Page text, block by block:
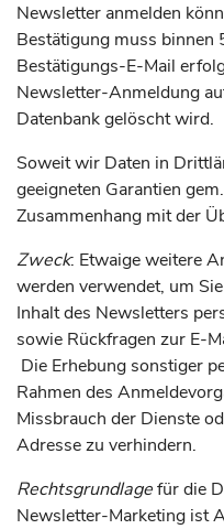
Newsletter anmelden
Bestätigung muss binnen
Bestätigungs-E-Mail
Newsletter-Anmeldung
Datenbank gelöscht wird.
Soweit wir Daten in
geeigneten Garantien
Zusammenhang mit der
Zweck: Etwaige weitere
werden verwendet, um
Inhalt des Newsletters
sowie Rückfragen zur E-
Die Erhebung sonstiger
Rahmen des
Missbrauch der Dienste
Adresse zu verhindern.
Rechtsgrundlagefür die
Newsletter-Marketing ist